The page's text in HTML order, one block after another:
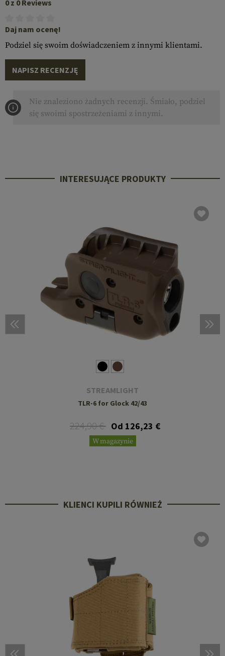
0 z 0 Reviews
Daj nam ocenę!
Podziel się swoim doświadczeniem z innymi klientami.
NAPISZ RECENZJĘ
Nie znaleziono żadnych recenzji. Śmiało, podziel
się swoimi spostrzeżeniami z innymi.
INTERESUJĄCE PRODUKTY
STREAMLIGHT
TLR-6 for Glock 42/43
224,90 € Od 126,23 €
W magazynie
KLIENCI KUPILI RÓWNIEŻ